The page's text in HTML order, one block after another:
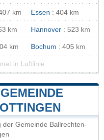
km Essen : 404 km
km Hannover : 523 km
km Bochum : 405 km
in Luftlinie
Gemeinde Ballrechten-